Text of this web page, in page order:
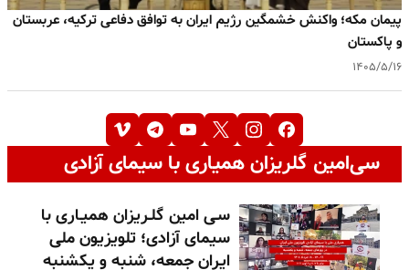
پیمان مکه؛ واکنش خشمگین رژیم ایران به توافق دفاعی ترکیه، عربستان
و پاکستان
۱۴۰۵/۵/۱۶
سی‌امین گلریزان همیاری با سیمای آزادی
سـی امین گلـریزان همیـاری با
سیمای آزادی؛ تلویزیون ملی
ایران جمعه، شنبه و یکشنبه